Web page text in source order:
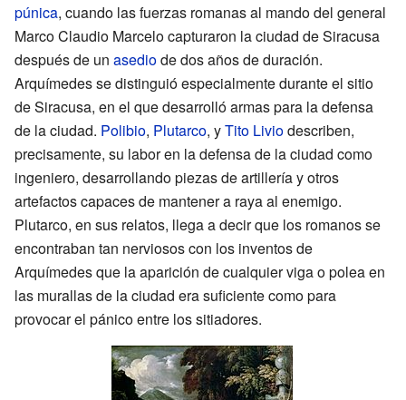
púnica, cuando las fuerzas romanas al mando del general
Marco Claudio Marcelo capturaron la ciudad de Siracusa
después de un asediode dos años de duración.
Arquímedes se distinguió especialmente durante el sitio
de Siracusa, en el que desarrolló armas para la defensa
de la ciudad. Polibio, Plutarco, yTito Liviodescriben,
precisamente, su labor en la defensa de la ciudad como
ingeniero, desarrollando piezas de artillería y otros
artefactos capaces de mantener a raya al enemigo.
Plutarco, en sus relatos, llega a decir que los romanos se
encontraban tan nerviosos con los inventos de
Arquímedes que la aparición de cualquier viga o polea en
las murallas de la ciudad era suficiente como para
provocar el pánico entre los sitiadores.